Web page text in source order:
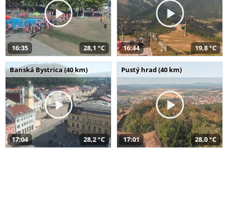
16:35 28,1 °C 16:44 19,8 °C
Banská Bystrica (40 km)
17:04 28,2 °C
Pustý hrad (40 km)
17:01 28,0 °C